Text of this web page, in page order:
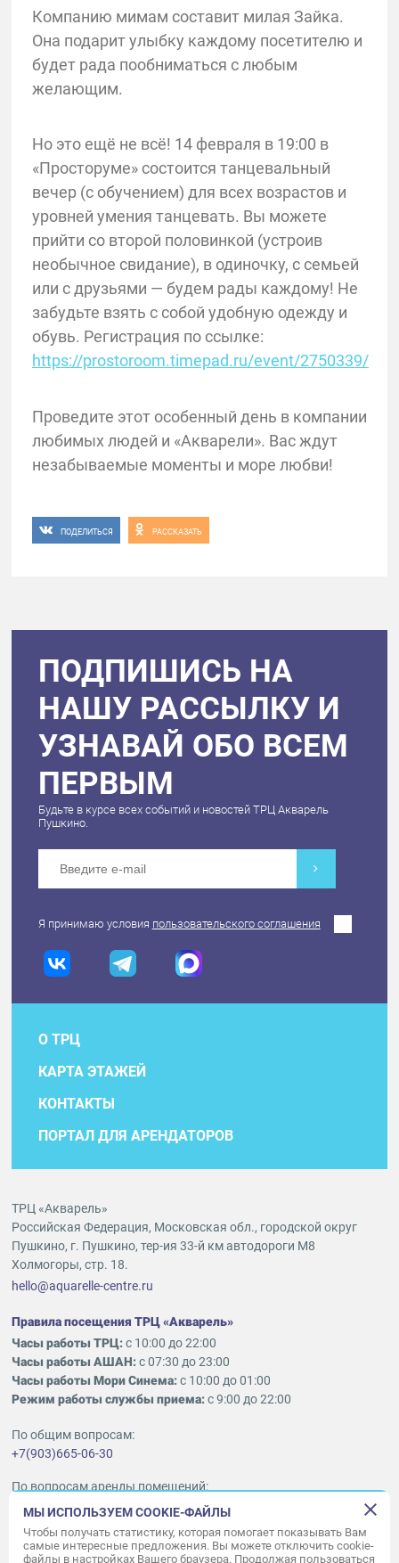
Компанию мимам составит милая Зайка.
Она подарит улыбку каждому посетителю и
будет рада пообниматься с любым
желающим.
Но это ещё не всё! 14 февраля в 19:00 в
«Просторуме» состоится танцевальный
вечер (с обучением) для всех возрастов и
уровней умения танцевать. Вы можете
прийти со второй половинкой (устроив
необычное свидание), в одиночку, с семьей
или с друзьями — будем рады каждому! Не
забудьте взять с собой удобную одежду и
обувь. Регистрация по ссылке:
https://prostoroom.timepad.ru/event/2750339/
Проведите этот особенный день в компании
любимых людей и «Акварели». Вас ждут
незабываемые моменты и море любви!
ПОДЕЛИТЬСЯ РАССКАЗАТЬ
ПОДПИШИСЬ НА
НАШУ РАССЫЛКУ И
УЗНАВАЙ ОБО ВСЕМ
ПЕРВЫМ
Будьте в курсе всех событий и новостей ТРЦ Акварель
Пушкино.
Я принимаю условия пользовательского соглашения
О ТРЦ
КАРТА ЭТАЖЕЙ
КОНТАКТЫ
ПОРТАЛ ДЛЯ АРЕНДАТОРОВ
ТРЦ «Акварель»
Российская Федерация, Московская обл., городской округ
Пушкино, г. Пушкино, тер-ия 33-й км автодороги М8
Холмогоры, стр. 18.
hello@aquarelle-centre.ru
Правила посещения ТРЦ «Акварель»
Часы работы ТРЦ:с 10:00 до 22:00
Часы работы АШАН:с 07:30 до 23:00
Часы работы Мори Синема:с 10:00 до 01:00
Режим работы службы приема:с 9:00 до 22:00
По общим вопросам:
+7(903)665-06-30
По вопросам аренды помещений:
ukleykina@nhood.com
+7(903)665-98-78
МЫ ИСПОЛЬЗУЕМ COOKIE-ФАЙЛЫ
Чтобы получать статистику, которая помогает показывать Вам
самые интересные предложения. Вы можете отключить cookie-
файлы в настройках Вашего браузера. Продолжая пользоваться